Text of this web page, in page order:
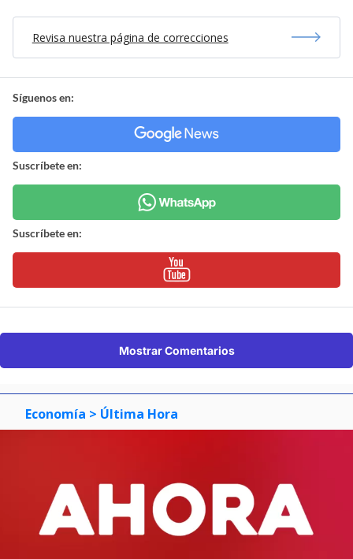
Revisa nuestra página de correcciones
Síguenos en:
Suscríbete en:
Suscríbete en:
Mostrar Comentarios
Economía > Última Hora